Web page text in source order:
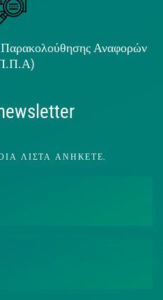
Αναφορών
ΛΊΣΤΑ ΑΝΉΚΕΤΕ.